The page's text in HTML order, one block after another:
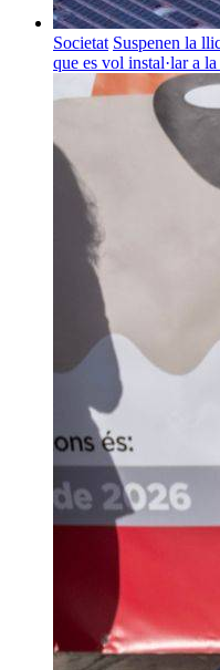
Societat Suspenen la
que es vol instal·lar a